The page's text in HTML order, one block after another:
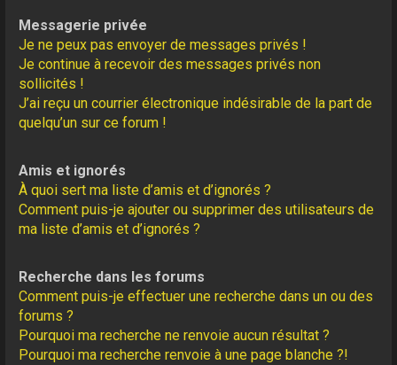
Messagerie privée
Je ne peux pas envoyer de messages privés !
Je continue à recevoir des messages privés non
sollicités !
J’ai reçu un courrier électronique indésirable de la part de
quelqu’un sur ce forum !
Amis et ignorés
À quoi sert ma liste d’amis et d’ignorés ?
Comment puis-je ajouter ou supprimer des utilisateurs de
ma liste d’amis et d’ignorés ?
Recherche dans les forums
Comment puis-je effectuer une recherche dans un ou des
forums ?
Pourquoi ma recherche ne renvoie aucun résultat ?
Pourquoi ma recherche renvoie à une page blanche ?!